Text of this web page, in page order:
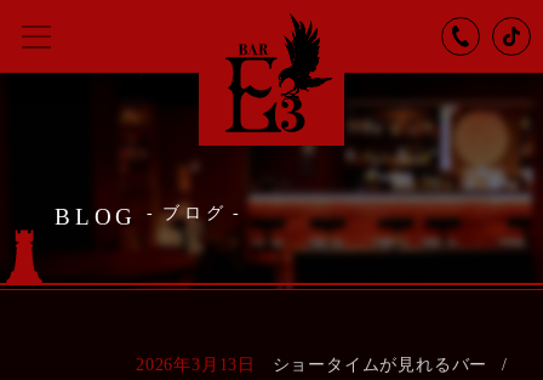
BLOG ブログ
2026年3月13日 ショータイムが見れるバー
/